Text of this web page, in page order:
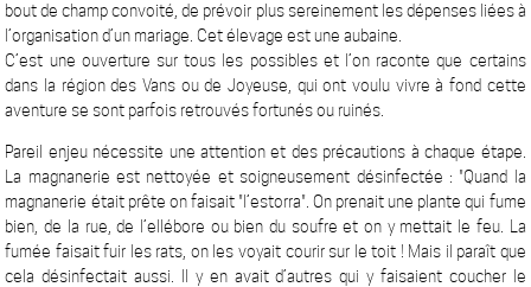
bout de champ convoité, de prévoir plus sereinement les dépenses liées à
l’organisation d’un mariage. Cet élevage est une aubaine.
C’est une ouverture sur tous les possibles et l’on raconte que certains
dans la région des Vans ou de Joyeuse, qui ont voulu vivre à fond cette
aventure se sont parfois retrouvés fortunés ou ruinés.
Pareil enjeu nécessite une attention et des précautions à chaque étape.
La magnanerie est nettoyée et soigneusement désinfectée : "Quand la
magnanerie était prête on faisait "l’estorra". On prenait une plante qui fume
bien, de la rue, de l’ellébore ou bien du soufre et on y mettait le feu. La
fumée faisait fuir les rats, on les voyait courir sur le toit ! Mais il paraît que
cela désinfectait aussi. Il y en avait d’autres qui y faisaient coucher le